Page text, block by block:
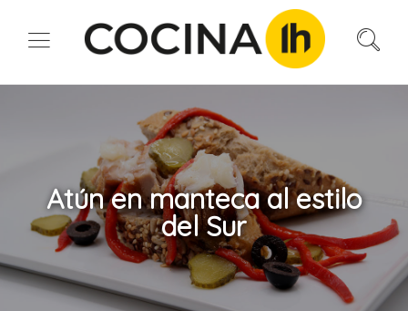
Atún en manteca al estilo
del Sur